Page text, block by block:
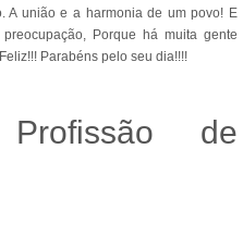
A união e a harmonia de um povo! E
Porque há muita gente
Parabéns pelo seu dia!!!!
de